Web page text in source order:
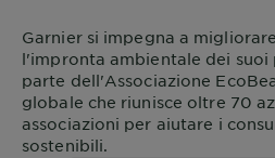
Garniersi impegna a
l'impronta ambientale dei
parte dell'Associazione
globale che riunisce oltre 70
associazioni per aiutare i
sostenibili.